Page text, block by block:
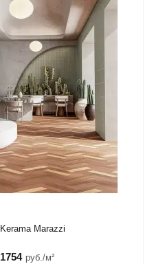
Kerama Marazzi
1754 руб./м²